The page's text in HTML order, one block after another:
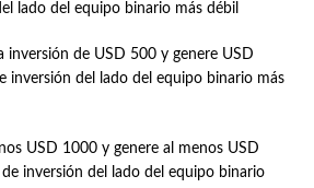
lado del equipo binario más débil
inversión de USD 500 y genere USD
inversión del lado del equipo binario más
USD 1000 y genere al menos USD
inversión del lado del equipo binario